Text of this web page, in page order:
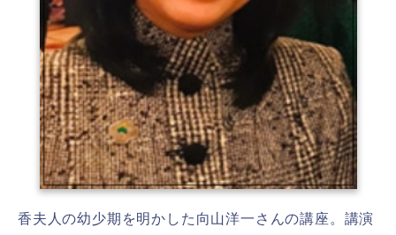
香夫人の幼少期を明かした向山洋一さんの講座。講演